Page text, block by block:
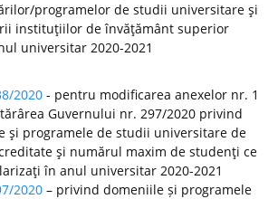
programelor de studii universitare şi
instituţiilor de învăţământ superior
universitar 2020-2021
2020 - pentru modificarea anexelor nr. 1
Guvernului nr. 297/2020 privind
şi programele de studii universitare de
şi numărul maxim de studenţi ce
în anul universitar 2020-2021
2020 – privind domeniile și programele